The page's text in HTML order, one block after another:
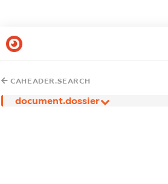
CAHEADER.SEARCH
document.dossier